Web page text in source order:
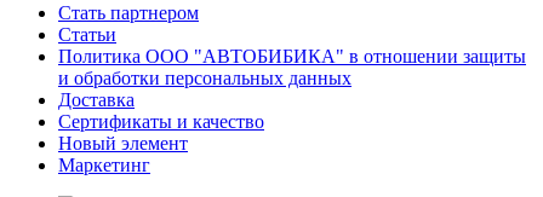
Стать партнером
Статьи
Политика ООО "АВТОБИБИКА" в отношении защиты
и обработки персональных данных
Доставка
Сертификаты и качество
Новый элемент
Маркетинг